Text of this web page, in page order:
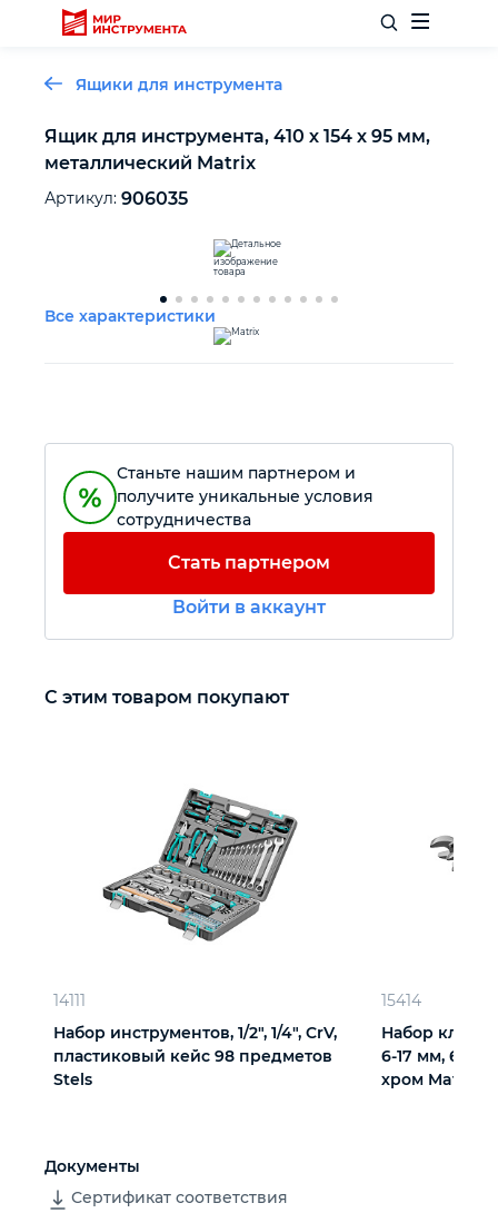
Отделочный инструмент
Столярный инструмент
Силовое оборудование
Крепежный инструмент
Ящики для инструмента
Ящик для инструмента, 410 х 154 х 95 мм,
металлический Matrix
Артикул: 906035
Все характеристики
Станьте нашим партнером и
получите уникальные условия
сотрудничества
Стать партнером
Войти в аккаунт
С этим товаром покупают
14111
Набор инструментов, 1/2", 1/4", CrV,
пластиковый кейс 98 предметов
Stels
15414
Набор
6-17 мм, 6 шт,
хром Matrix
Документы
Сертификат соответствия